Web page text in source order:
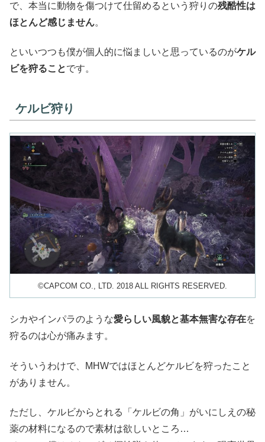
で、本当に動物を傷つけて仕留めるという狩りの残酷性は
ほとんど感じません。
といいつつも僕が個人的に悩ましいと思っているのがケル
ビを狩ることです。
ケルビ狩り
©CAPCOM CO., LTD. 2018 ALL RIGHTS RESERVED.
シカやインパラのような愛らしい風貌と基本無害な存在を
狩るのは心が痛みます。
そういうわけで、MHWではほとんどケルビを狩ったこと
がありません。
ただし、ケルビからとれる「ケルビの角」がいにしえの秘
薬の材料になるので素材は欲しいところ…